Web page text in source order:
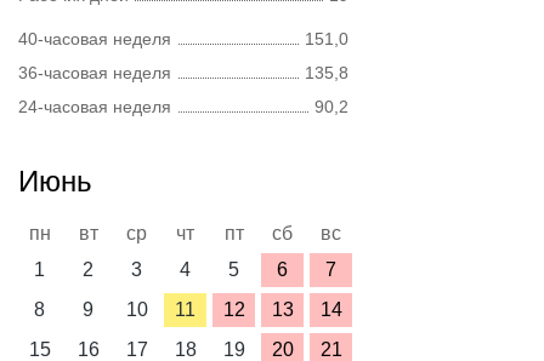
40-часовая неделя
151,0
36-часовая неделя
135,8
24-часовая неделя
90,2
Июнь
пн вт ср чт пт сб
вс
1
2 3 4 5 6
7
8
9 10 11 12 13
14
15
16 17 18 19 20
21